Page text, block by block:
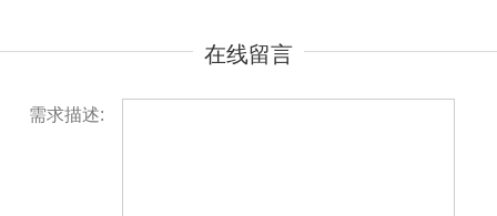
在线留言
需求描述: